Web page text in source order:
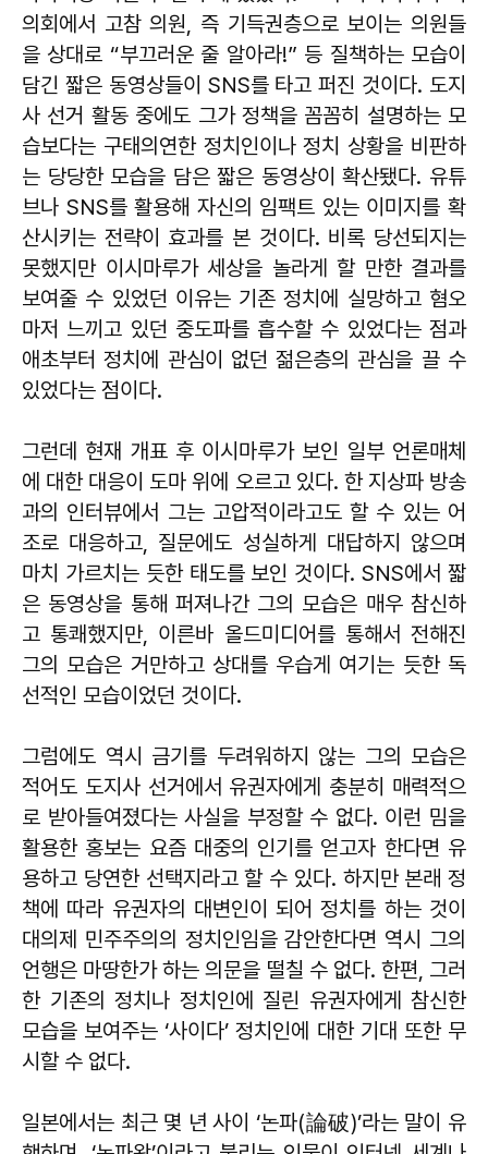
의회에서 고참 의원, 즉 기득권층으로 보이는 의원들
을 상대로 “부끄러운 줄 알아라!” 등 질책하는 모습이
담긴 짧은 동영상들이 SNS를 타고 퍼진 것이다. 도지
사 선거 활동 중에도 그가 정책을 꼼꼼히 설명하는 모
습보다는 구태의연한 정치인이나 정치 상황을 비판하
는 당당한 모습을 담은 짧은 동영상이 확산됐다. 유튜
브나 SNS를 활용해 자신의 임팩트 있는 이미지를 확
산시키는 전략이 효과를 본 것이다. 비록 당선되지는
못했지만 이시마루가 세상을 놀라게 할 만한 결과를
보여줄 수 있었던 이유는 기존 정치에 실망하고 혐오
마저 느끼고 있던 중도파를 흡수할 수 있었다는 점과
애초부터 정치에 관심이 없던 젊은층의 관심을 끌 수
있었다는 점이다.
그런데 현재 개표 후 이시마루가 보인 일부 언론매체
에 대한 대응이 도마 위에 오르고 있다. 한 지상파 방송
과의 인터뷰에서 그는 고압적이라고도 할 수 있는 어
조로 대응하고, 질문에도 성실하게 대답하지 않으며
마치 가르치는 듯한 태도를 보인 것이다. SNS에서 짧
은 동영상을 통해 퍼져나간 그의 모습은 매우 참신하
고 통쾌했지만, 이른바 올드미디어를 통해서 전해진
그의 모습은 거만하고 상대를 우습게 여기는 듯한 독
선적인 모습이었던 것이다.
그럼에도 역시 금기를 두려워하지 않는 그의 모습은
적어도 도지사 선거에서 유권자에게 충분히 매력적으
로 받아들여졌다는 사실을 부정할 수 없다. 이런 밈을
활용한 홍보는 요즘 대중의 인기를 얻고자 한다면 유
용하고 당연한 선택지라고 할 수 있다. 하지만 본래 정
책에 따라 유권자의 대변인이 되어 정치를 하는 것이
대의제 민주주의의 정치인임을 감안한다면 역시 그의
언행은 마땅한가 하는 의문을 떨칠 수 없다. 한편, 그러
한 기존의 정치나 정치인에 질린 유권자에게 참신한
모습을 보여주는 ‘사이다’ 정치인에 대한 기대 또한 무
시할 수 없다.
일본에서는 최근 몇 년 사이 ‘논파(論破)’라는 말이 유